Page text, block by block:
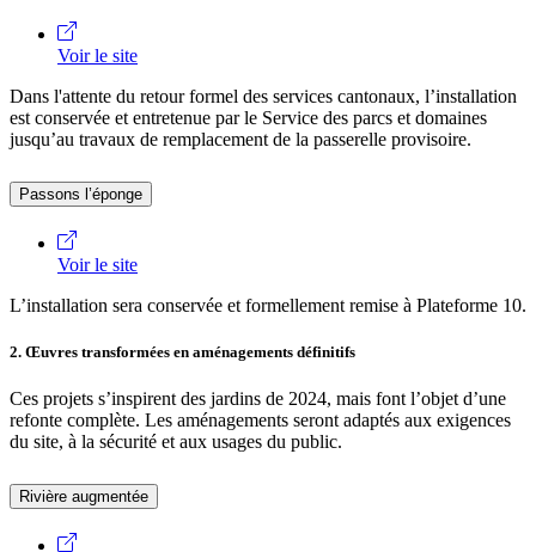
Voir le site
Dans l'attente du retour formel des services cantonaux, l’installation
est conservée et entretenue par le Service des parcs et domaines
jusqu’au travaux de remplacement de la passerelle provisoire.
Passons l’éponge
Voir le site
L’installation sera conservée et formellement remise à Plateforme 10.
2. Œuvres transformées en aménagements définitifs
Ces projets s’inspirent des jardins de 2024, mais font l’objet d’une
refonte complète. Les aménagements seront adaptés aux exigences
du site, à la sécurité et aux usages du public.
Rivière augmentée